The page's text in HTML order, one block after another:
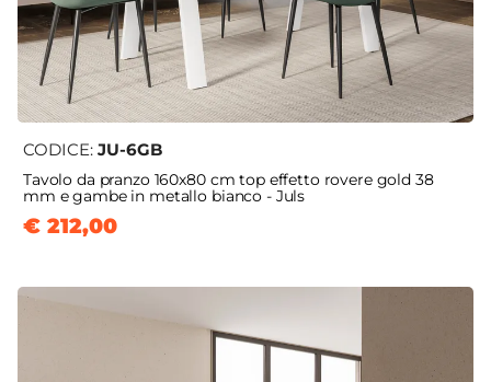
CODICE: JU-6GB
Tavolo da pranzo 160x80 cm top effetto rovere gold 38
mm e gambe in metallo bianco - Juls
€ 212,00